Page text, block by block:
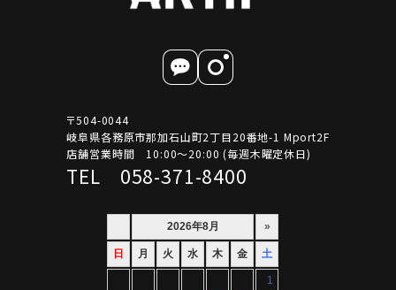
〒504-0044
岐阜県各務原市那加石山町2丁目20番地-1 Mport2F
店舗営業時間 10:00～20:00 (毎週木曜定休日)
TEL 058-371-8400